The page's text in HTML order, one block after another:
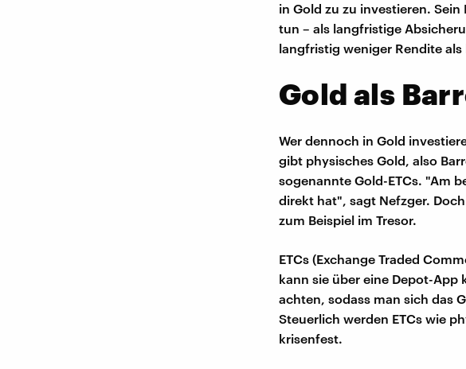
in Gold zu zu investieren.
tun – als langfristige
langfristig weniger Rendite
Gold als
Wer dennoch in Gold
gibt physisches Gold, also
sogenannte Gold-ETCs. "Am
direkt hat", sagt Nefzger.
zum Beispiel im Tresor.
ETCs (Exchange Traded
kann sie über eine Depot-
achten, sodass man sich das
Steuerlich werden ETCs wie
krisenfest.